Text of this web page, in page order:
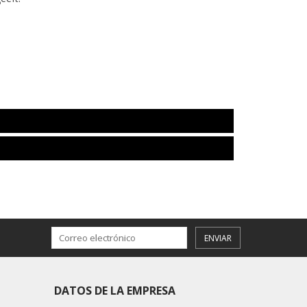
ENVIAR
DATOS DE LA EMPRESA